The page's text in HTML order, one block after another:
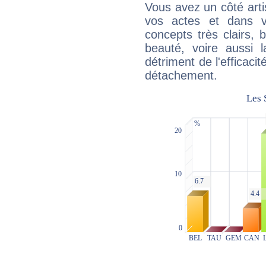
Vous avez un côté
vos actes et dans
concepts très clairs,
beauté, voire aussi
détriment de
détachement.